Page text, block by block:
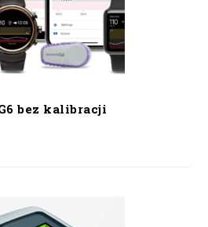
bez kalibracji